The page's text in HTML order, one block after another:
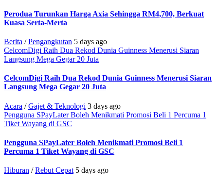
Perodua Turunkan Harga Axia Sehingga RM4,700, Berkuat
Kuasa Serta-Merta
Berita /Pengangkutan 5 days ago
CelcomDigi Raih Dua Rekod Dunia Guinness Menerusi Siaran
Langsung Mega Gegar 20 Juta
CelcomDigi Raih Dua Rekod Dunia Guinness Menerusi Siaran
Langsung Mega Gegar 20 Juta
Acara /Gajet & Teknologi 3 days ago
Pengguna SPayLater Boleh Menikmati Promosi Beli 1 Percuma 1
Tiket Wayang di GSC
Pengguna SPayLater Boleh Menikmati Promosi Beli 1
Percuma 1 Tiket Wayang di GSC
Hiburan /Rebut Cepat 5 days ago